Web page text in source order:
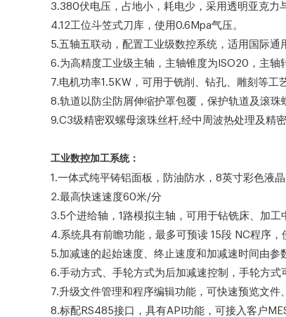
3.380伏电压，占地小，耗电少，采用透明亚克力
4.12工位斗笠式刀库，使用0.6Mpa气压。
5.五轴五联动，配置工业级数控系统，适用国际通
6.为高精度工业级主轴，主轴锥度为ISO20，主
7.电机功率1.5KW，可用于铣削、钻孔、雕刻等工
8.轨道以防尘防屑伸缩护罩包覆，保护轨道及滚珠
9.C3级精密双螺母滚珠丝杆,经中周波热处理及精
工业数控加工系统：
1.一体式纯平铸铝面板，防油防水，8英寸彩色液晶
2.最高快速速度60米/分
3.5个进给轴，1路模拟主轴，可用于钻铣床、加工
4.系统具有前瞻功能，最多可预读 15段 NC程序
5.加减速的起始速度、终止速度和加减速时间由参
6.手动方式、手轮方式为后加减速控制，手轮方式
7.升级文件管理和程序编辑功能，可快速预览文件
8.标配RS485接口，具有API功能，可接入客户